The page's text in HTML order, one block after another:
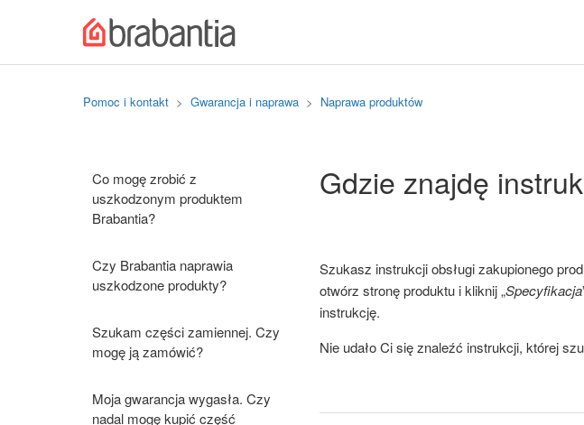
Pomoc i kontakt Gwarancja i naprawa Naprawa produktów
Co mogę zrobić z
uszkodzonym produktem
Brabantia?
Czy Brabantia naprawia
uszkodzone produkty?
Szukam części zamiennej. Czy
mogę ją zamówić?
Moja gwarancja wygasła. Czy
nadal mogę kupić część
Gdzie znajdę
Szukasz instrukcji obsługi zakupionego
otwórz stronę produktu i kliknij „Specyfikacja
instrukcję.
Nie udało Ci się znaleźć instrukcji, której